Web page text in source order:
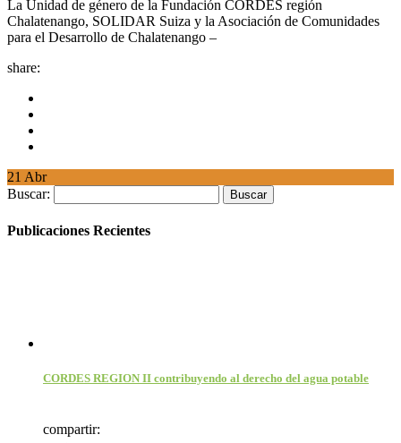
La Unidad de género de la Fundación CORDES región
Chalatenango, SOLIDAR Suiza y la Asociación de Comunidades
para el Desarrollo de Chalatenango –
share:
21 Abr
Buscar:
Publicaciones Recientes
CORDES REGION II contribuyendo al derecho del agua potable
compartir: